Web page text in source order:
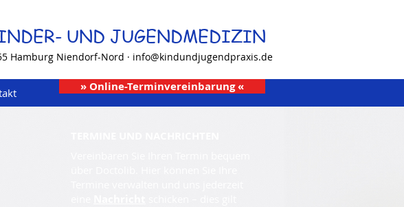
UND JUGENDMEDIZIN
Hamburg Niendorf-Nord · info@kindundjugendpraxis.de
» Online-Terminvereinbarung «